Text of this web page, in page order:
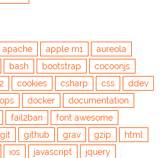
apache apple m1
aureola
bash bootstrap
cocoonjs
cookies csharp css
ddev
docker
documentation
fail2ban
font awesome
git github grav gzip
html
ios javascript
jquery